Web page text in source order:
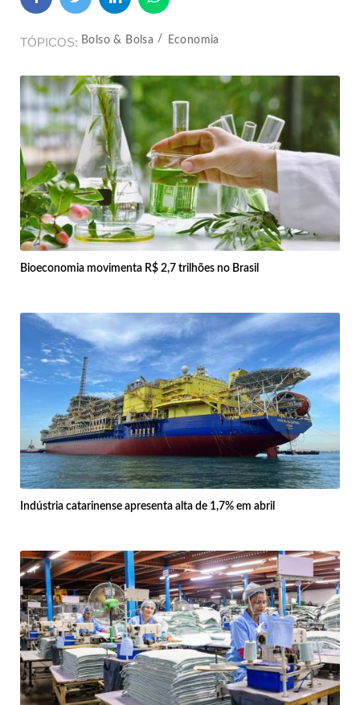
TÓPICOS Bolso & Bolsa Economia
Bioeconomia movimenta R$ 2,7 trilhões no Brasil
Indústria catarinense apresenta alta de 1,7% em abril